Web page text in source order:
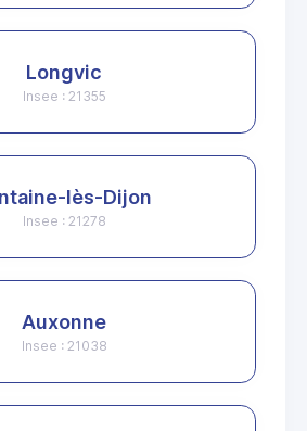
Longvic
Insee : 21355
lès-Dijon
Insee : 21278
Auxonne
Insee : 21038